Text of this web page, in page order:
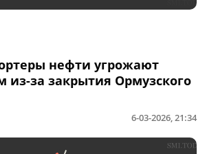
нефти угрожают
за закрытия Ормузского
6-03-2026, 21:34